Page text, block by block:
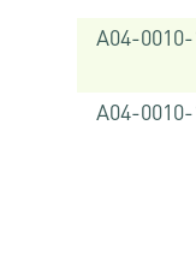
A04-
A04-